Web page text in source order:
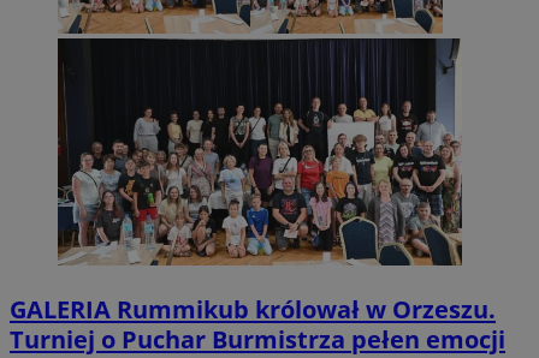
GALERIA Rummikub królował w Orzeszu.
Turniej o Puchar Burmistrza pełen emocji